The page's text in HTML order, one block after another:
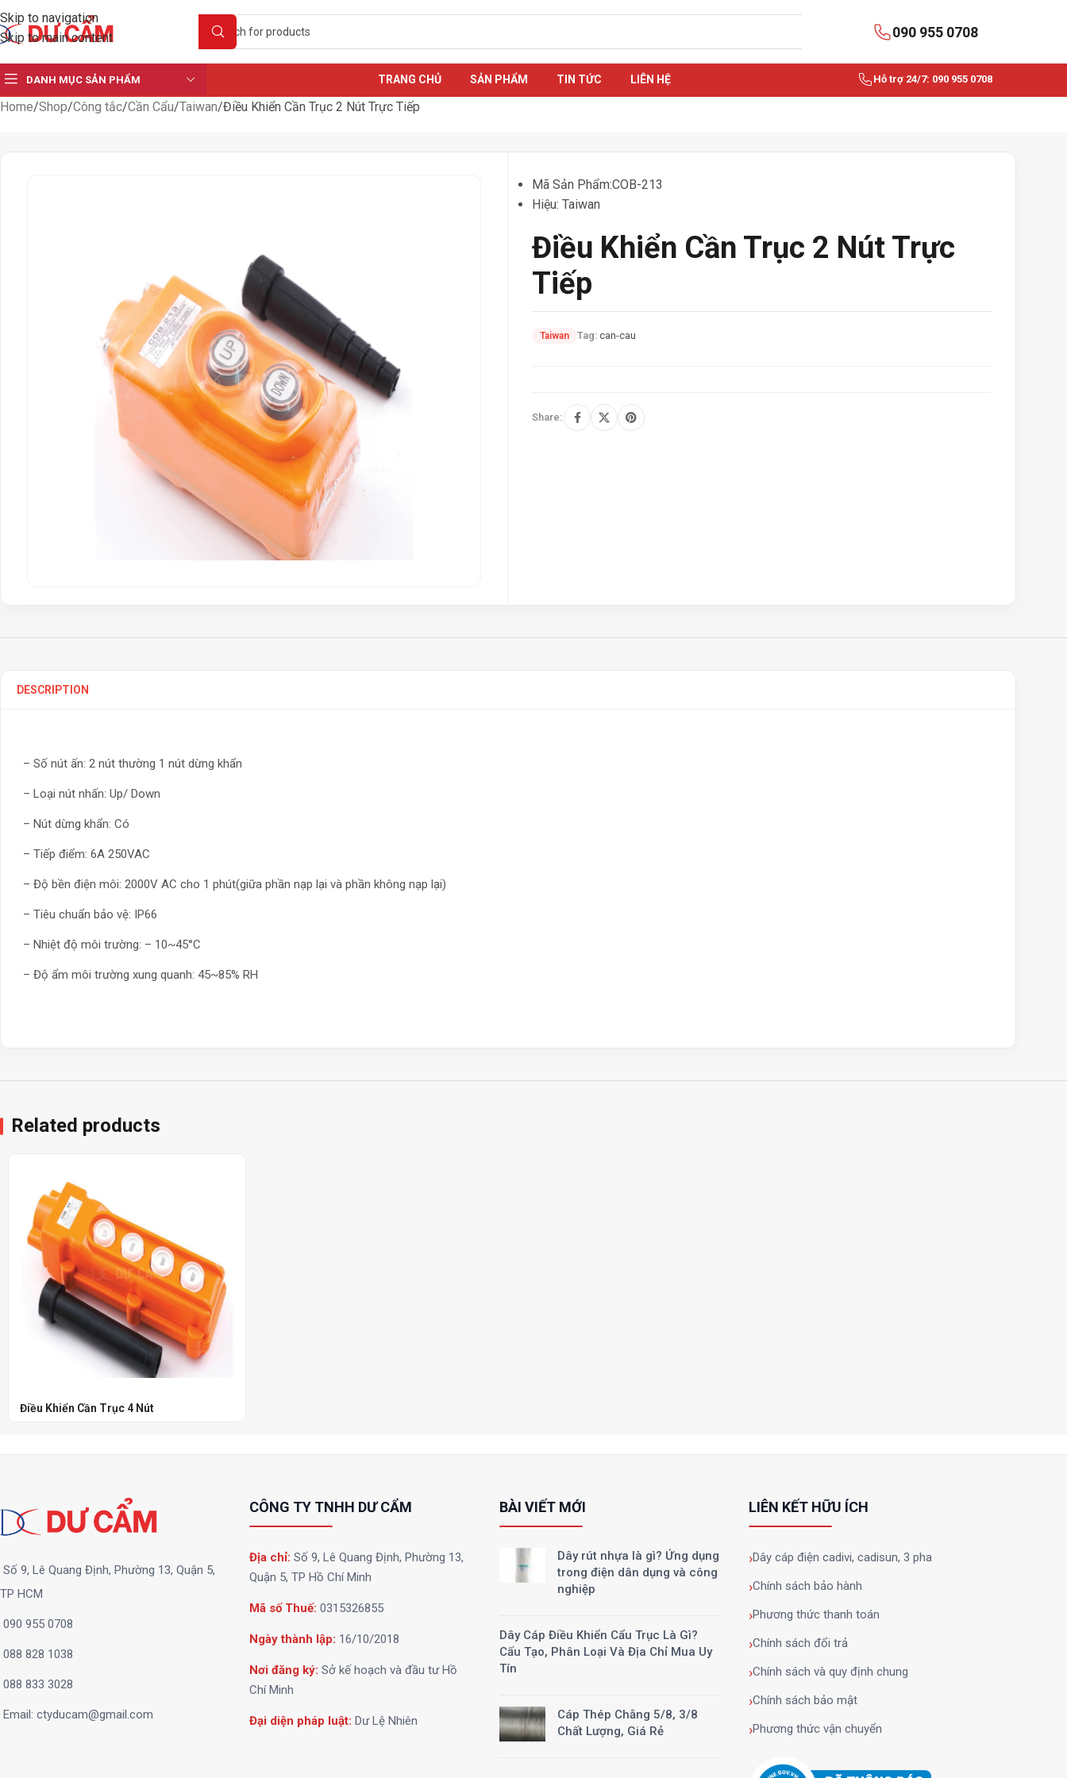
Skip to navigation
Skip to main content
090 955 0708
DANH MỤC SẢN PHẨM TRANG CHỦ SẢN PHẨM TIN TỨC LIÊN HỆ Hỗ trợ 24/7: 090 955 0708
Home Shop Công tắc Cần Cẩu Taiwan Điều Khiển Cần Trục 2 Nút Trực Tiếp
Điều Khiển Cần Trục 2 Nút Trực
Tiếp
Mã Sản Phẩm:COB-213
Hiệu: Taiwan
Taiwan Tag: can-cau
Share:
DESCRIPTION
– Số nút ấn: 2 nút thường 1 nút dừng khẩn
– Loại nút nhấn: Up/ Down
– Nút dừng khẩn: Có
– Tiếp điểm: 6A 250VAC
– Độ bền điện môi: 2000V AC cho 1 phút(giữa phần nạp lại và phần không nạp lại)
– Tiêu chuẩn bảo vệ: IP66
– Nhiệt độ môi trường: – 10~45°C
– Độ ẩm môi trường xung quanh: 45~85% RH
Related products
Điều Khiển Cần Trục 4 Nút
Số 9, Lê Quang Định, Phường 13, Quận 5,
TP HCM
090 955 0708
088 828 1038
088 833 3028
Email: ctyducam@gmail.com
CÔNG TY TNHH DƯ CẨM
Địa chỉ:Số 9, Lê Quang Định, Phường 13,
Quận 5, TP Hồ Chí Minh
Mã số Thuế: 0315326855
Ngày thành lập: 16/10/2018
Nơi đăng ký: Sở kế hoạch và đầu tư Hồ
Chí Minh
Đại diện pháp luật: Dư Lệ Nhiên
BÀI VIẾT MỚI
Dây rút nhựa là gì? Ứng dụng
trong điện dân dụng và công
nghiệp
Dây Cáp Điều Khiển Cẩu Trục Là Gì?
Cấu Tạo, Phân Loại Và Địa Chỉ Mua Uy
Tín
Cáp Thép Chằng 5/8, 3/8
Chất Lượng, Giá Rẻ
LIÊN KẾT HỮU ÍCH
Dây cáp điện cadivi, cadisun, 3 pha
Chính sách bảo hành
Phương thức thanh toán
Chính sách đổi trả
Chính sách và quy định chung
Chính sách bảo mật
Phương thức vận chuyển